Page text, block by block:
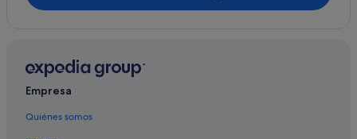
Christiana hoteles
Strasburg hoteles
Peach Bottom hoteles
Empresa
Quiénes somos